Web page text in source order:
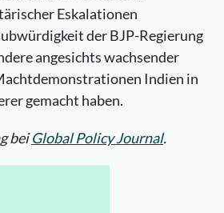
Eskalationen
der BJP-Regierung
angesichts wachsender
Indien in
gemacht haben.
beiGlobal Policy Journal.